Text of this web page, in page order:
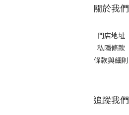
關於我們
門店地址
私隱條款
條款與細則
追蹤我們